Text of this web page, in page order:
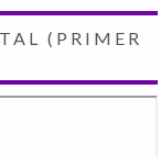
(PRIMER